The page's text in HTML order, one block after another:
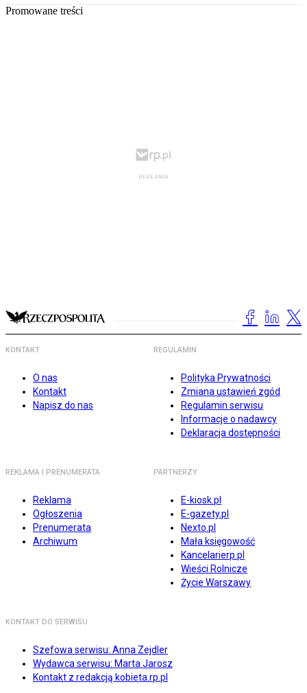
Promowane treści
KONTAKT
O nas
Kontakt
Napisz do nas
REGULAMIN
Polityka Prywatności
Zmiana ustawień zgód
Regulamin serwisu
Informacje o nadawcy
Deklaracja dostępności
REKLAMA I PRENUMERATA
Reklama
Ogłoszenia
Prenumerata
Archiwum
PARTNERZY
E-kiosk.pl
E-gazety.pl
Nexto.pl
Mała księgowość
Kancelarierp.pl
Wieści Rolnicze
Życie Warszawy
KONTAKT DO SERWISU
Szefowa serwisu: Anna Zejdler
Wydawca serwisu: Marta Jarosz
Kontakt z redakcją kobieta.rp.pl